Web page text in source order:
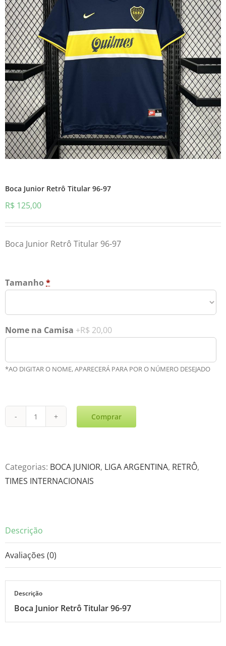
Boca Junior Retrô Titular 96-97
R$ 125,00
Boca Junior Retrô Titular 96-97
Tamanho *
Nome na Camisa +R$ 20,00
*AO DIGITAR O NOME, APARECERÁ PARA POR O NÚMERO DESEJADO
Boca
Titular
96-
Comprar
Categorias: BOCA JUNIOR, LIGA ARGENTINA, RETRÔ,
TIMES INTERNACIONAIS
Descrição
Avaliações (0)
Descrição
Boca Junior Retrô Titular 96-97